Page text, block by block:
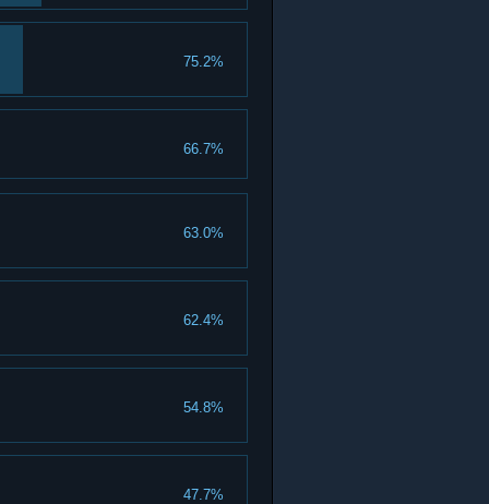
75.2%
66.7%
63.0%
62.4%
54.8%
47.7%